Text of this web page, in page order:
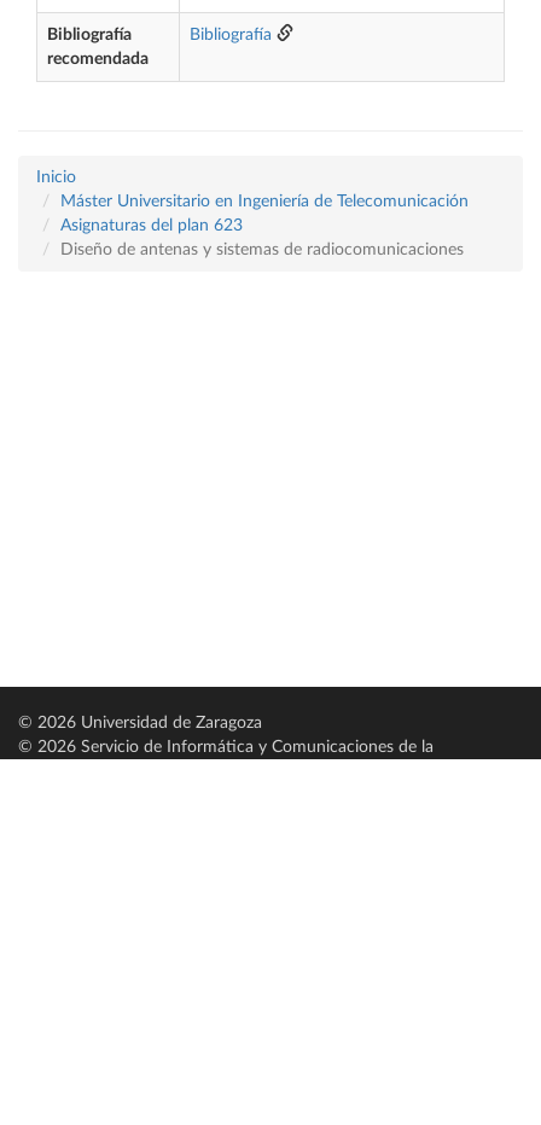
Bibliografía
recomendada
Bibliografía
Inicio
Máster Universitario en Ingeniería de Telecomunicación
Asignaturas del plan 623
Diseño de antenas y sistemas de radiocomunicaciones
© 2026 Universidad de Zaragoza
© 2026 Servicio de Informática y Comunicaciones de la